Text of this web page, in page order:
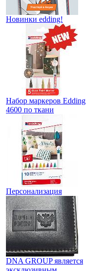
Новинки edding!
Набор маркеров Edding
4600 по ткани
Персонализация
DNA GROUP является